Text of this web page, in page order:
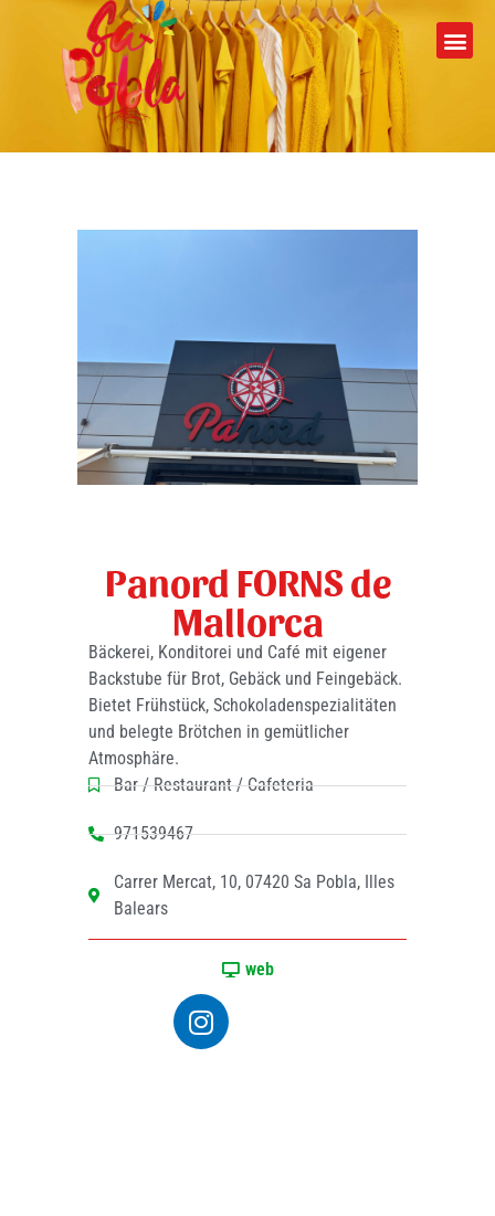
Panord FORNS de
Mallorca
Bäckerei, Konditorei und Café mit eigener
Backstube für Brot, Gebäck und Feingebäck.
Bietet Frühstück, Schokoladenspezialitäten
und belegte Brötchen in gemütlicher
Atmosphäre.
Bar / Restaurant / Cafeteria
971539467
Carrer Mercat, 10, 07420 Sa Pobla, Illes
Balears
web